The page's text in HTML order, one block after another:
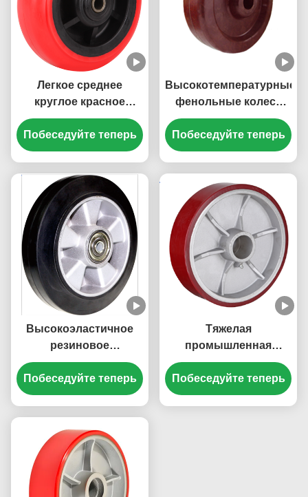
Легкое среднее
круглое красное
колесо из
полипропилена
Сверхмощное
колесо с сердечником
из полипропилена,
экономически
эффективное
Побеседуйте теперь
Высокотемпературные
фенольные колеса
тяжелые
промышленные
кастеры
промышленные
кастеры 300 градусов
Побеседуйте теперь
Высокоэластичное
резиновое
алюминиевое колесо
без маркировки
Побеседуйте теперь
Тяжелая
промышленная
каскадёр плоская
круглые PU колеса
литые железо ядро
Побеседуйте теперь